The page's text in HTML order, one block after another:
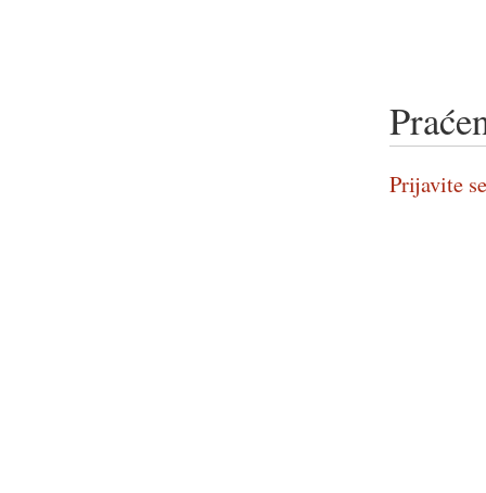
Prijavite